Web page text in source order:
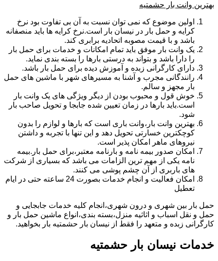
بهترین وانت بار حشمتیه
اولین موضوع که نمی توان نسبت به آن بی تفاوت بود نرخ
کرایه و حمل بار در نیسان بار است.نرخ کرایه ها باید منصفانه
باشد و با قیمت مصوبه اتحادیه برابری کند.
یک وانت بار موفق باید تمام امکانات و خدمات برای حمل بار
را دارا باشد و بتواند به درستی بارها را بسته بندی نماید.
دارای کارگرانی زبده و آموزش دیده برای حمل بار باشد.
رانندگانی مجرب و آشنا به مسیرهای شهر با ماشین های حمل
بار مجهز و سالم.
خوش قول و محبوب بودن از دیگر ویژگی های یک وانت بار
است.باید بارها در زمان تعیین شده جابجا و تحویل صاحب بار
شود.
بهترین وانت بار،وانت باری است که بارها و لوازم را بدون
کوچکترین خسارتی تحویل دهد و این تنها با تجربه و داشتن
نیروهای ماهر امکان پذیر است.
امکان صدور بیمه نامه و بارنامه معتبر،برای حمل بار.بیمه
نامه یکی از مهم ترین الزامات می باشد که بسیاری از شرکت
های باربری از آن چشم پوشی می کنند.
امکان فعالیت و انجام خدمات بصورت 24 ساعته حتی در ایام
تعطیل
حمل بار بین شهری و درون شهری،انجام کلیه خدمات جابجایی و
حمل و نقل اسباب و اثاثیه منزل،بسته بندی،انواع ماشین حمل بار و
کارگرانی زبده و متعهد را فقط از نیسان بار حشمتیه بار بخواهید.
خدمات نیسان بار حشمتیه